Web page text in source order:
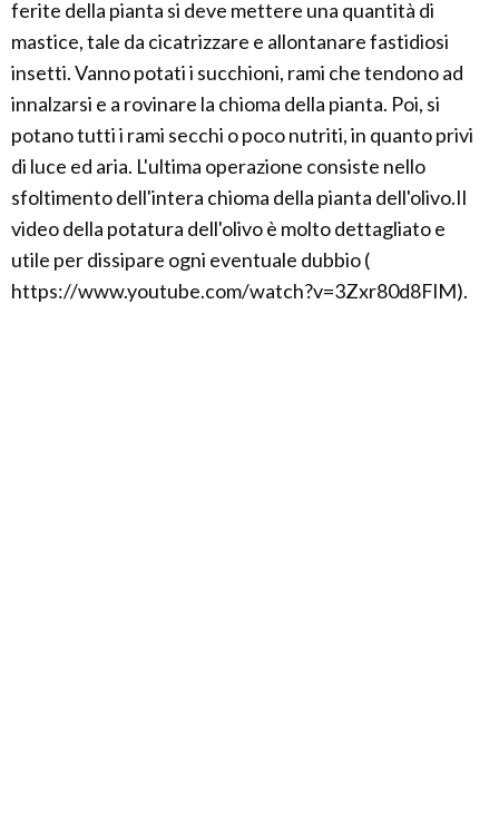
ferite della pianta si deve mettere una quantità di
mastice, tale da cicatrizzare e allontanare fastidiosi
insetti. Vanno potati i succhioni, rami che tendono ad
innalzarsi e a rovinare la chioma della pianta. Poi, si
potano tutti i rami secchi o poco nutriti, in quanto privi
di luce ed aria. L'ultima operazione consiste nello
sfoltimento dell'intera chioma della pianta dell'olivo.Il
video della potatura dell'olivo è molto dettagliato e
utile per dissipare ogni eventuale dubbio (
https://www.youtube.com/watch?v=3Zxr80d8FlM).